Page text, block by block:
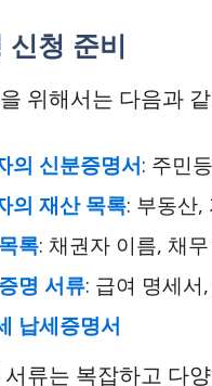
신청 준비
위해서는 다음과
의 신분증명서: 주민
의 재산 목록: 부동산,
록: 채권자 이름, 채
명 서류: 급여 명세서
납세증명서
류는 복잡하고 다